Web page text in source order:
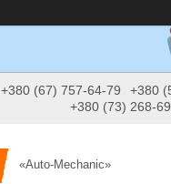
+380 (67) 757-64-79
+380
+380 (73) 268-
«Auto-Mechanic»